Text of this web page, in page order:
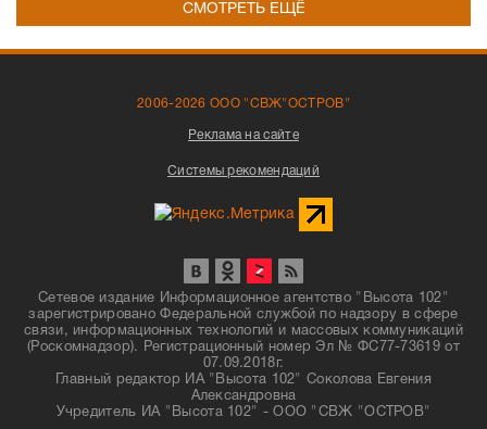
СМОТРЕТЬ ЕЩЁ
2006-2026 ООО "СВЖ"ОСТРОВ"
Реклама на сайте
Системы рекомендаций
Сетевое издание Информационное агентство "Высота 102"
зарегистрировано Федеральной службой по надзору в сфере
связи, информационных технологий и массовых коммуникаций
(Роскомнадзор). Регистрационный номер Эл № ФС77-73619 от
07.09.2018г.
Главный редактор ИА "Высота 102" Соколова Евгения
Александровна
Учредитель ИА "Высота 102" - ООО "СВЖ "ОСТРОВ"